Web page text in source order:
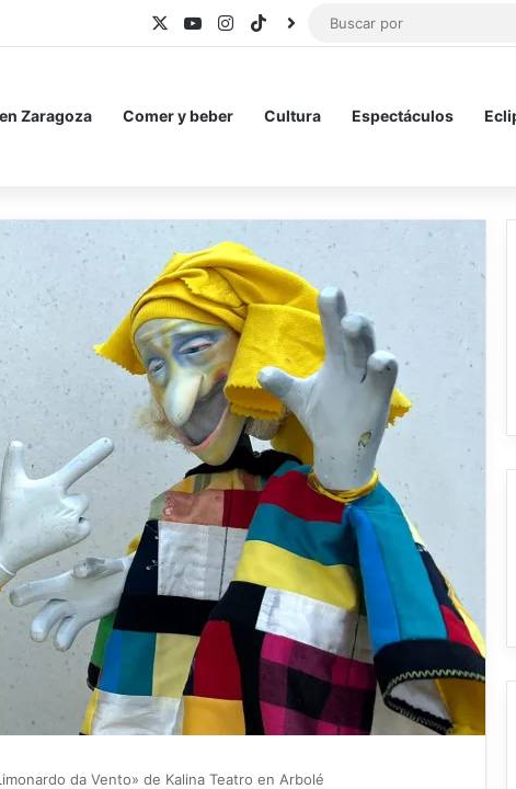
YouTubeInstagram
TikTokBlueSky
Zaragoza Comer y beber Cultura Espectáculos
da Vento» de Kalina Teatro en Arbolé